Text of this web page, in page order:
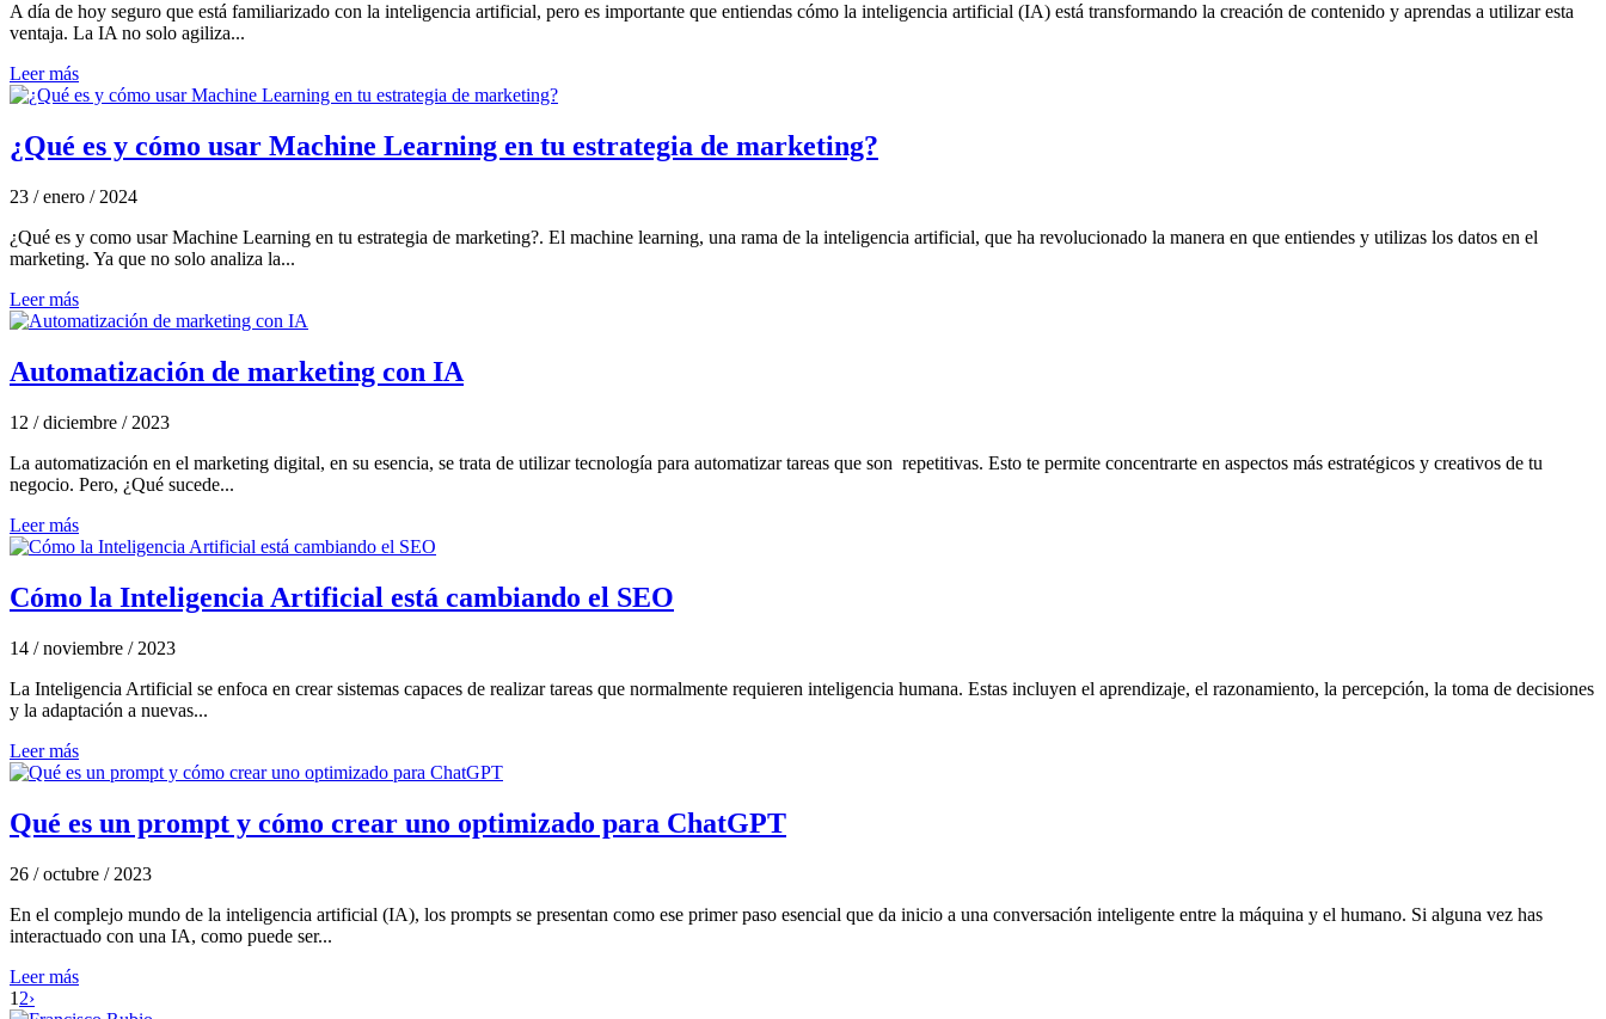
A día de hoy seguro que está familiarizado con la inteligencia artificial, pero es importante que entiendas cómo la inteligencia artificial (IA) está transformando la creación de contenido y aprendas a utilizar esta
ventaja. La IA no solo agiliza...
Leer más
¿Qué es y cómo usar Machine Learning en tu estrategia de marketing?
23 / enero / 2024
¿Qué es y como usar Machine Learning en tu estrategia de marketing?. El machine learning, una rama de la inteligencia artificial, que ha revolucionado la manera en que entiendes y utilizas los datos en el
marketing. Ya que no solo analiza la...
Leer más
Automatización de marketing con IA
12 / diciembre / 2023
La automatización en el marketing digital, en su esencia, se trata de utilizar tecnología para automatizar tareas que son repetitivas. Esto te permite concentrarte en aspectos más estratégicos y creativos de tu
negocio. Pero, ¿Qué sucede...
Leer más
Cómo la Inteligencia Artificial está cambiando el SEO
14 / noviembre / 2023
La Inteligencia Artificial se enfoca en crear sistemas capaces de realizar tareas que normalmente requieren inteligencia humana. Estas incluyen el aprendizaje, el razonamiento, la percepción, la toma de decisiones
y la adaptación a nuevas...
Leer más
Qué es un prompt y cómo crear uno optimizado para ChatGPT
26 / octubre / 2023
En el complejo mundo de la inteligencia artificial (IA), los prompts se presentan como ese primer paso esencial que da inicio a una conversación inteligente entre la máquina y el humano. Si alguna vez has
interactuado con una IA, como puede ser...
Leer más
1 2›